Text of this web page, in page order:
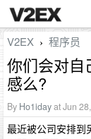
V2EX › 程序员
你们会对自
感么?
By Ho1idayat Jun
最近被公司安排到